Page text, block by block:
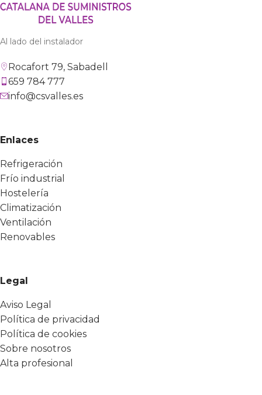
Al lado del instalador
Rocafort 79, Sabadell
659 784 777
info@csvalles.es
Enlaces
Refrigeración
Frío industrial
Hostelería
Climatización
Ventilación
Renovables
Legal
Aviso Legal
Política de privacidad
Política de cookies
Sobre nosotros
Alta profesional